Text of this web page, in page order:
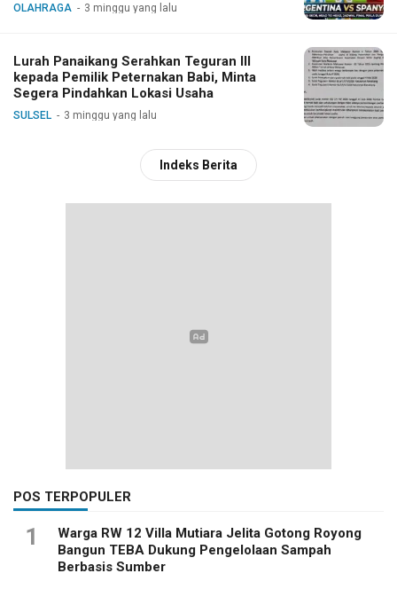
OLAHRAGA 3 minggu yang lalu
Lurah Panaikang Serahkan Teguran III
kepada Pemilik Peternakan Babi, Minta
Segera Pindahkan Lokasi Usaha
SULSEL 3 minggu yang lalu
Indeks Berita
POS TERPOPULER
1
Warga RW 12 Villa Mutiara Jelita Gotong Royong
Bangun TEBA Dukung Pengelolaan Sampah
Berbasis Sumber